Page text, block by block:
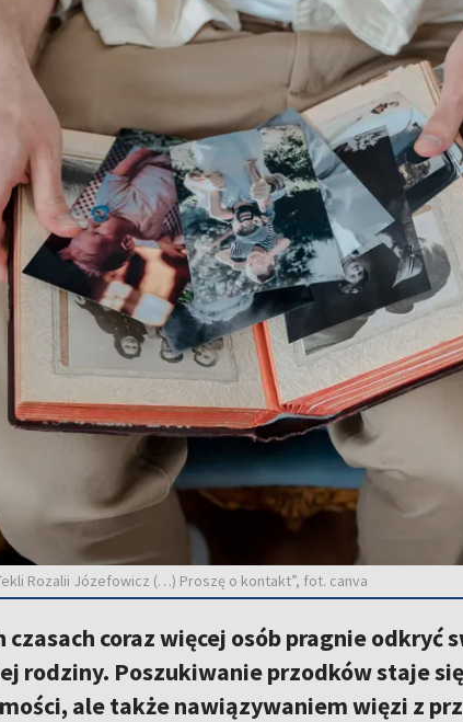
Rozalii Józefowicz (…) Proszę o kontakt”, fot. canva
czasach coraz więcej osób pragnie odkryć
rodziny. Poszukiwanie przodków staje
ale także nawiązywaniem więzi z